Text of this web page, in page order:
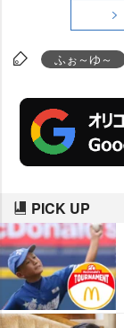
ふぉ～ゆ～
PICK UP